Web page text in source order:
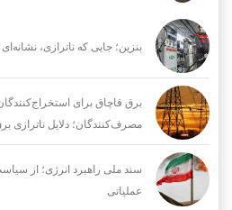
بنزین؛ جایی که ناترازی،
برق قاچاق برای
مصرف‌کنندگان؛ دلایل ناترازی برق
سند ملی راهبرد انرژی؛ از
عملیاتی